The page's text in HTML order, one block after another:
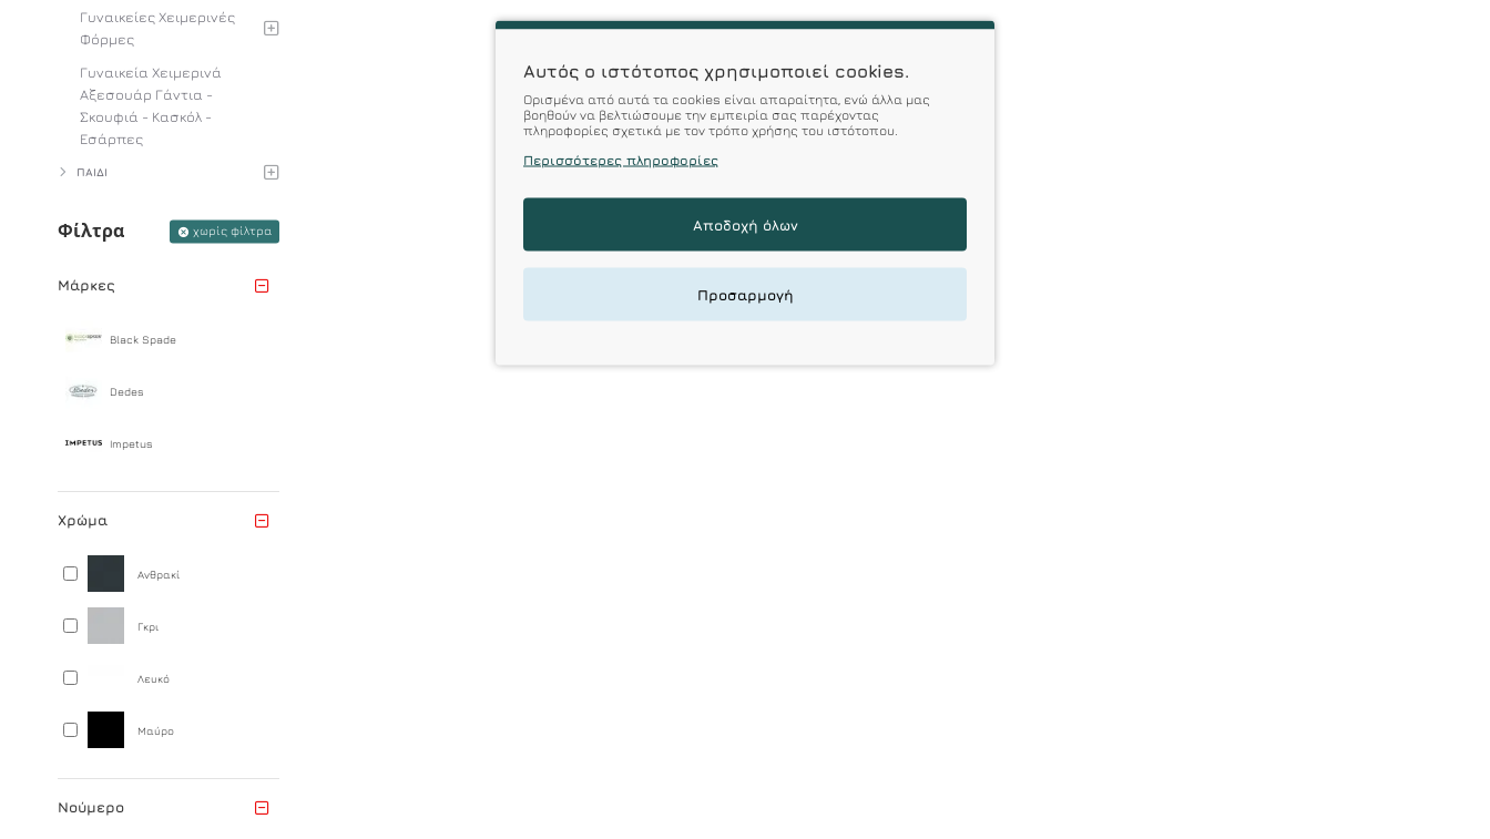
Γυναικείες Χειμερινές
Φόρμες
Γυναικεία Χειμερινά
Αξεσουάρ Γάντια -
Σκουφιά - Κασκόλ -
Εσάρπες
ΠΑΙΔΙ
Φίλτρα χωρίς φίλτρα
Μάρκες
Black Spade
Dedes
Impetus
Χρώμα
Ανθρακί
Γκρι
Λευκό
Μαύρο
Νούμερο
Αυτός ο ιστότοπος χρησιμοποιεί cookies.
Ορισμένα από αυτά τα cookies είναι απαραίτητα, ενώ άλλα μας
βοηθούν να βελτιώσουμε την εμπειρία σας παρέχοντας
πληροφορίες σχετικά με τον τρόπο χρήσης του ιστότοπου.
Περισσότερες πληροφορίες
Αποδοχή όλων
Προσαρμογή